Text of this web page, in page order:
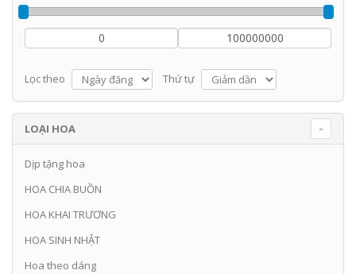
Lọc theo Thứ tự
LOẠI HOA
Dịp tặng hoa
HOA CHIA BUỒN
HOA KHAI TRƯƠNG
HOA SINH NHẬT
Hoa theo dáng